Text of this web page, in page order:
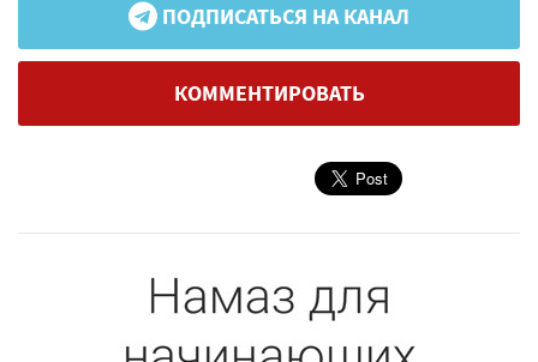
ПОДПИСАТЬСЯ НА КАНАЛ
КОММЕНТИРОВАТЬ